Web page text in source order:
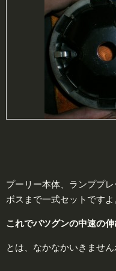
プーリー本体、ランププ
ボスまで一式セットですよ
これでバツグンの中速の伸
とは、なかなかいきません